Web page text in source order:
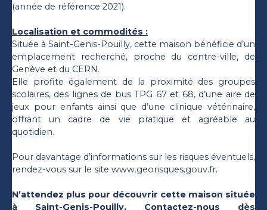
(année de référence 2021).
Localisation et commodités :
Située à Saint-Genis-Pouilly, cette maison bénéficie d’un
emplacement recherché, proche du centre-ville, de
Genève et du CERN.
Elle profite également de la proximité des groupes
scolaires, des lignes de bus TPG 67 et 68, d’une aire de
jeux pour enfants ainsi que d’une clinique vétérinaire,
offrant un cadre de vie pratique et agréable au
quotidien.
Pour davantage d’informations sur les risques éventuels,
rendez-vous sur le site www.georisques.gouv.fr.
N’attendez plus pour découvrir cette maison située
à Saint-Genis-Pouilly. Contactez-nous dès